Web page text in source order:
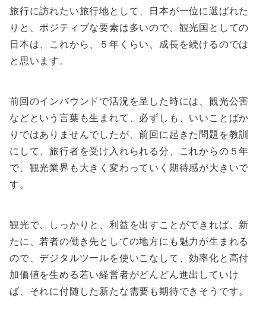
旅行に訪れたい旅行地として、日本が一位に選ばれた
りと、ポジティブな要素は多いので、観光国としての
日本は、これから、５年くらい、成長を続けるのでは
と思います。
前回のインバウンドで活況を呈した時には、観光公害
などという言葉も生まれて、必ずしも、いいことばか
りではありませんでしたが、前回に起きた問題を教訓
にして、旅行者を受け入れられる分、これからの５年
で、観光業界も大きく変わっていく期待感が大きいで
す。
観光で、しっかりと、利益を出すことができれば、新
たに、若者の働き先としての地方にも魅力が生まれる
ので、デジタルツールを使いこなして、効率化と高付
加価値を生める若い経営者がどんどん進出していけ
ば、それに付随した新たな需要も期待できそうです。